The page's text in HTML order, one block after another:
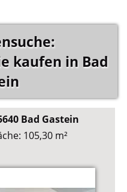
kaufen in Bad
Bad Gastein
105,30 m²